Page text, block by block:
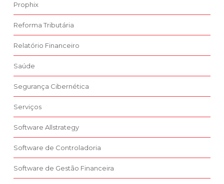
Prophix
Reforma Tributária
Relatório Financeiro
Saúde
Segurança Cibernética
Serviços
Software Allstrategy
Software de Controladoria
Software de Gestão Financeira